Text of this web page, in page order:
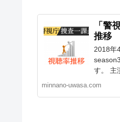
「警
推移
2018年
す。 主
minnano-uwasa.com